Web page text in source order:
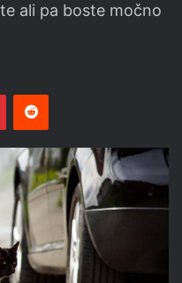
ali pa boste močno
PinterestReddit